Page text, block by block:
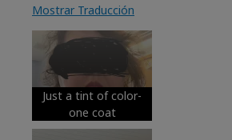
Mostrar Traducción
Just a tint of color-
one coat